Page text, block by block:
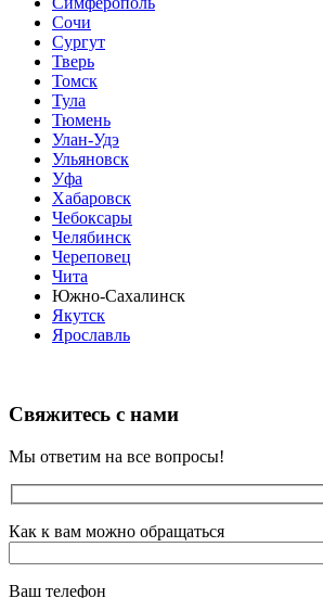
Сочи
Сургут
Тверь
Томск
Тула
Тюмень
Улан-Удэ
Ульяновск
Уфа
Хабаровск
Чебоксары
Челябинск
Череповец
Чита
Южно-Сахалинск
Якутск
Ярославль
Свяжитесь с нами
Мы ответим на все вопросы!
Как к вам можно обращаться
Ваш телефон